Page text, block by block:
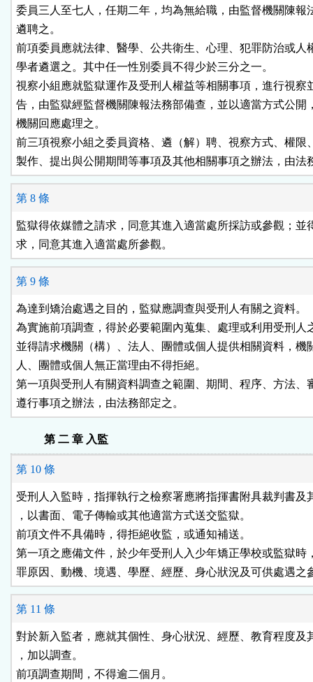
委員三人至七人，任期二年，均為無給職，由監督機關陳報
遴聘之。
前項委員應就法律、醫學、公共衛生、心理、犯罪防治或人
學者遴選之。其中任一性別委員不得少於三分之一。
視察小組應就監獄運作及受刑人權益等相關事項，進行視察
告，由監獄經監督機關陳報法務部備查，並以適當方式公開
機關回應處理之。
前三項視察小組之委員資格、遴（解）聘、視察方式、權限
製作、提出與公開期間等事項及其他相關事項之辦法，由法
第 8 條
監獄得依媒體之請求，同意其進入適當處所採訪或參觀；並
求，同意其進入適當處所參觀。
第 9 條
為達到矯治處遇之目的，監獄應調查與受刑人有關之資料。
為實施前項調查，得於必要範圍內蒐集、處理或利用受刑人
並得請求機關（構）、法人、團體或個人提供相關資料，機
人、團體或個人無正當理由不得拒絕。
第一項與受刑人有關資料調查之範圍、期間、程序、方法、
遵行事項之辦法，由法務部定之。
第 二 章 入監
第 10 條
受刑人入監時，指揮執行之檢察署應將指揮書附具裁判書及
，以書面、電子傳輸或其他適當方式送交監獄。
前項文件不具備時，得拒絕收監，或通知補送。
第一項之應備文件，於少年受刑人入少年矯正學校或監獄時
罪原因、動機、境遇、學歷、經歷、身心狀況及可供處遇之
第 11 條
對於新入監者，應就其個性、身心狀況、經歷、教育程度及
，加以調查。
前項調查期間，不得逾二個月。